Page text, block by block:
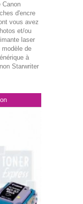
Canon
d'encre
vous avez
et/ou
laser
de
à
Starwriter